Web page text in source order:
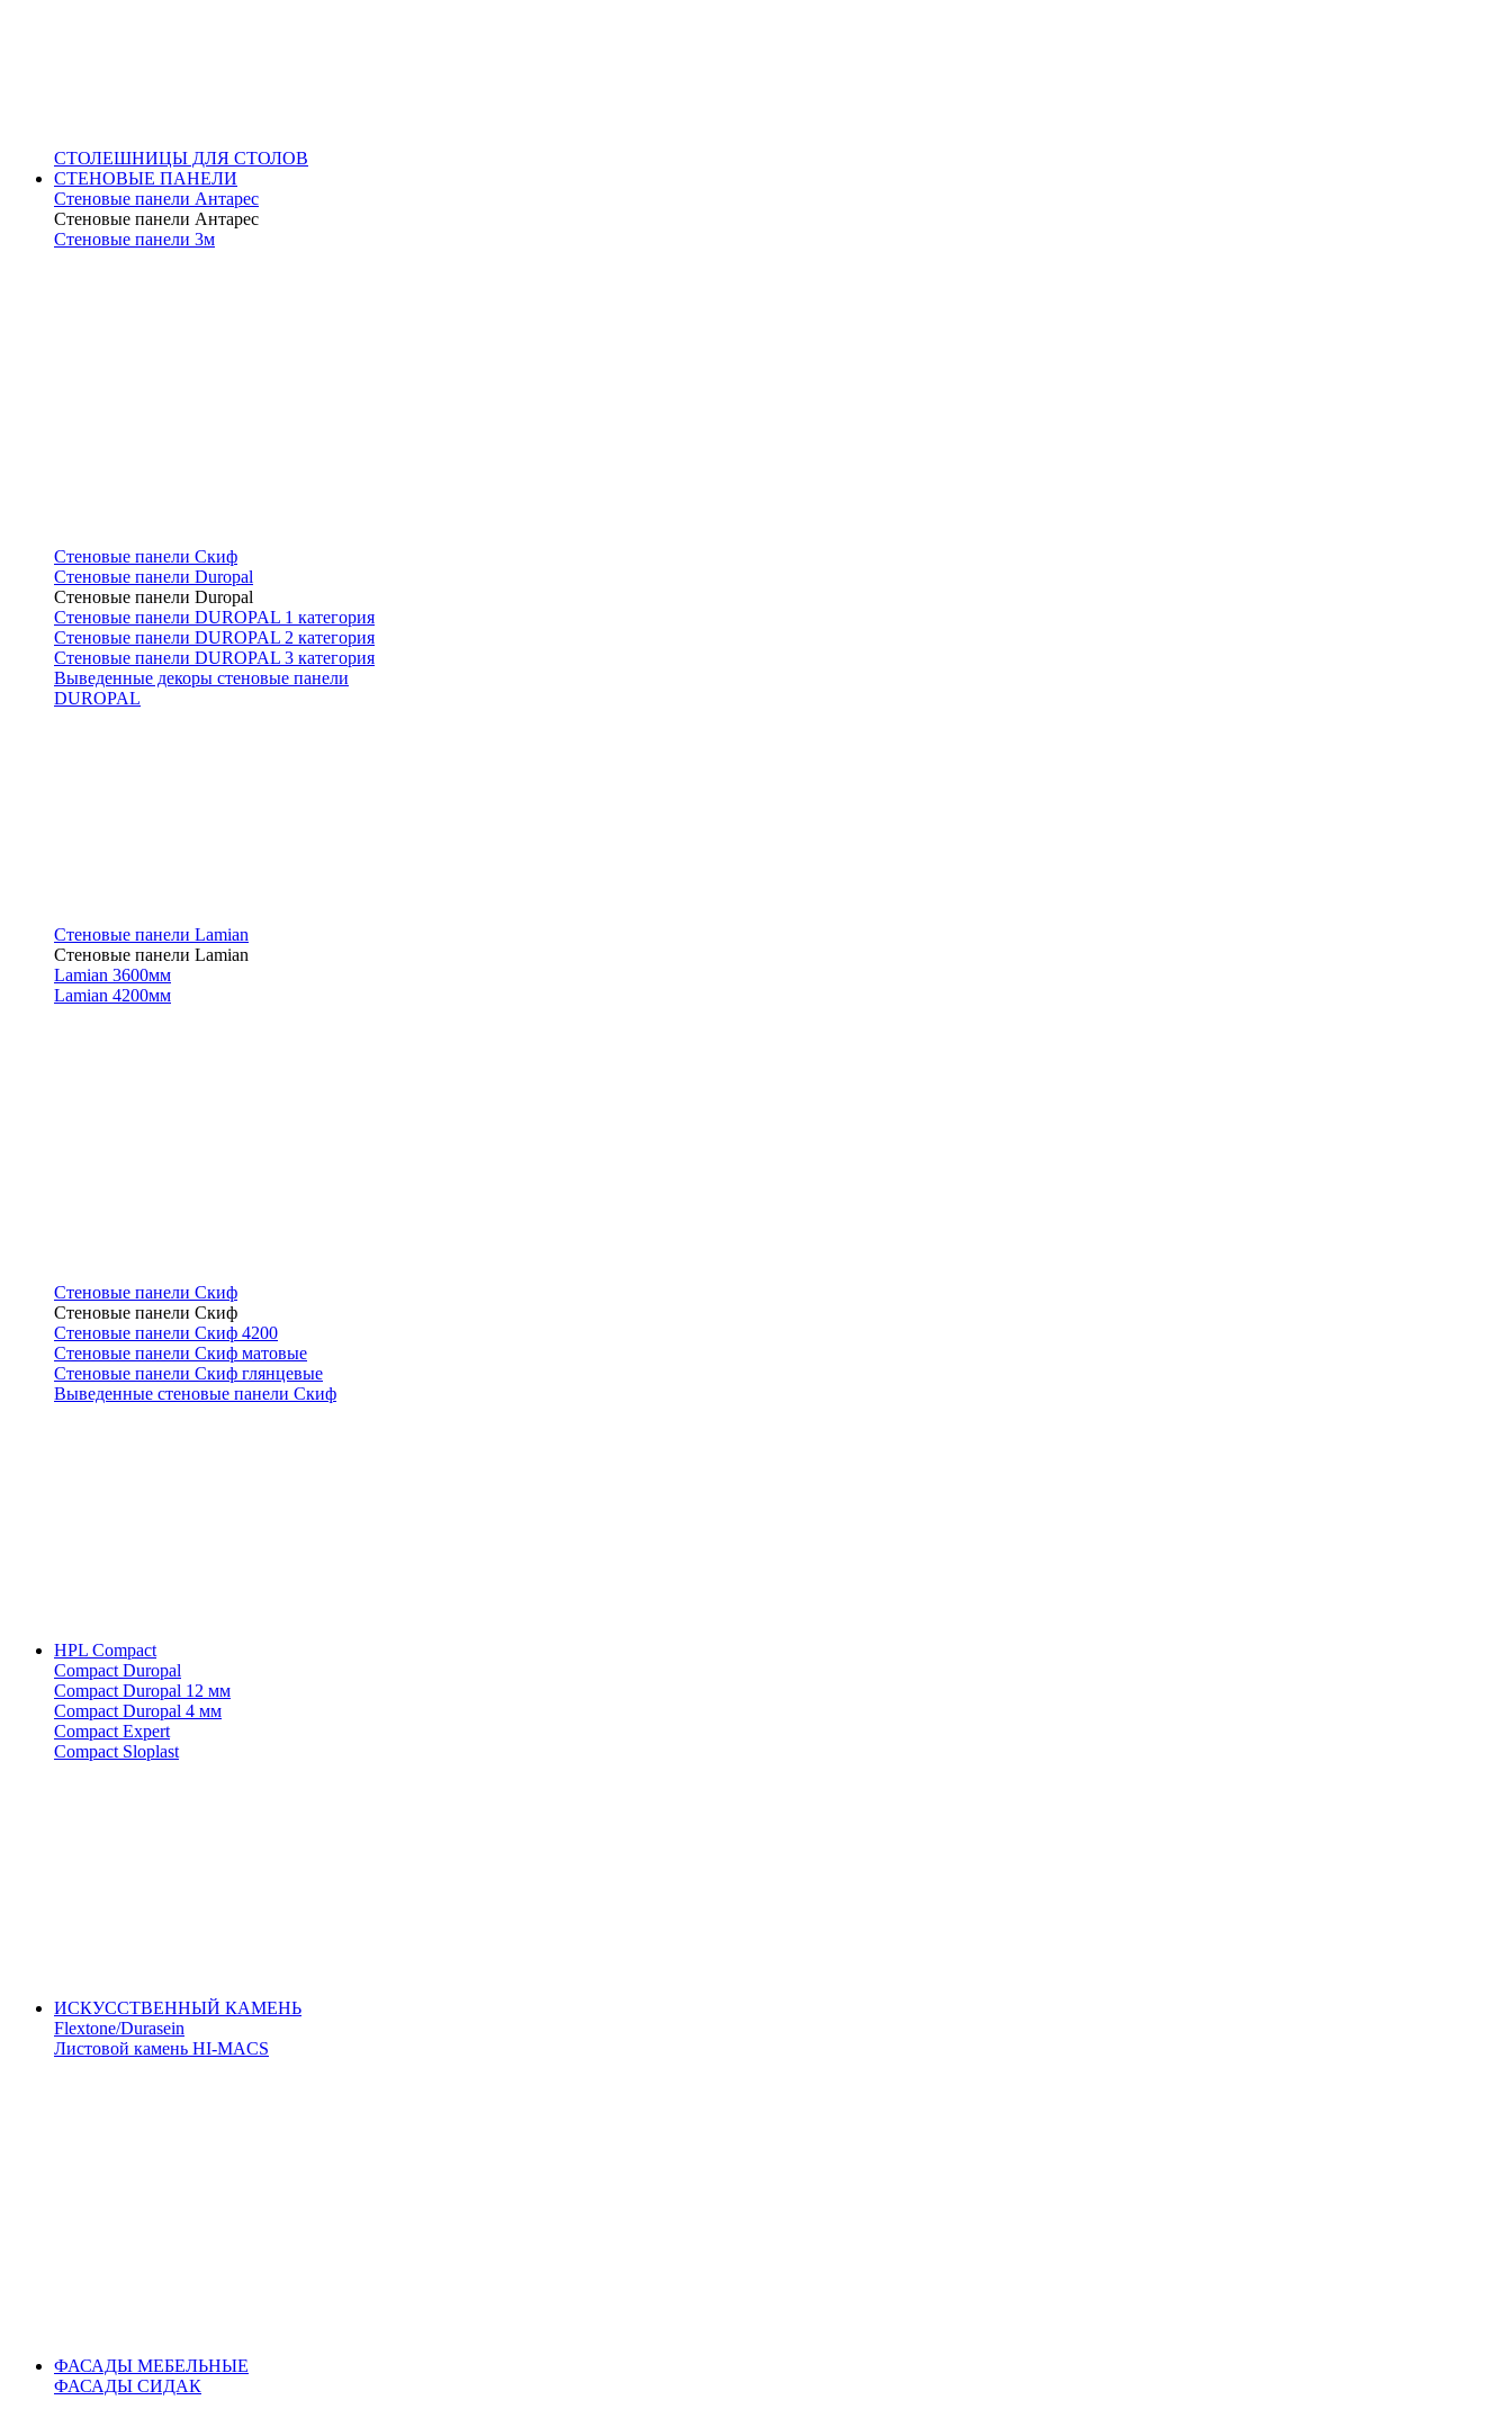
СТОЛЕШНИЦЫ ДЛЯ СТОЛОВ
СТЕНОВЫЕ ПАНЕЛИ
Стеновые панели Антарес
Стеновые панели Антарес
Стеновые панели 3м
Стеновые панели Скиф
Стеновые панели Duropal
Стеновые панели Duropal
Стеновые панели DUROPAL 1 категория
Стеновые панели DUROPAL 2 категория
Стеновые панели DUROPAL 3 категория
Выведенные декоры стеновые панели
DUROPAL
Стеновые панели Lamian
Стеновые панели Lamian
Lamian 3600мм
Lamian 4200мм
Стеновые панели Скиф
Стеновые панели Скиф
Стеновые панели Скиф 4200
Стеновые панели Скиф матовые
Стеновые панели Скиф глянцевые
Выведенные стеновые панели Скиф
HPL Compact
Compact Duropal
Compact Duropal 12 мм
Compact Duropal 4 мм
Compact Expert
Compact Sloplast
ИСКУССТВЕННЫЙ КАМЕНЬ
Flextone/Durasein
Листовой камень HI-MACS
ФАСАДЫ МЕБЕЛЬНЫЕ
ФАСАДЫ СИДАК